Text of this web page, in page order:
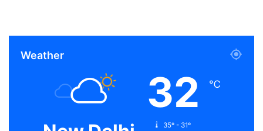
Weather
32 ℃
35º - 31º